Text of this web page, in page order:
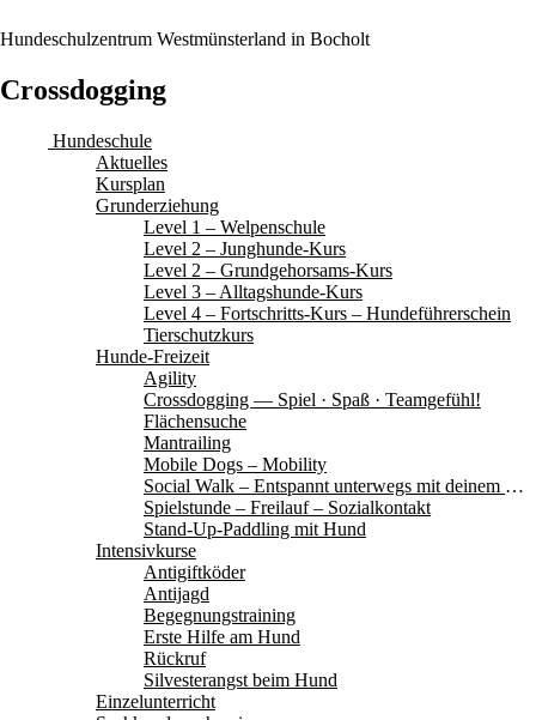
Hundeschulzentrum Westmünsterland in Bocholt
Crossdogging
Hundeschule
Aktuelles
Kursplan
Grunderziehung
Level 1 – Welpenschule
Level 2 – Junghunde-Kurs
Level 2 – Grundgehorsams-Kurs
Level 3 – Alltagshunde-Kurs
Level 4 – Fortschritts-Kurs – Hundeführerschein
Tierschutzkurs
Hunde-Freizeit
Agility
Crossdogging — Spiel · Spaß · Teamgefühl!
Flächensuche
Mantrailing
Mobile Dogs – Mobility
Social Walk – Entspannt unterwegs mit deinem Hund
Spielstunde – Freilauf – Sozialkontakt
Stand-Up-Paddling mit Hund
Intensivkurse
Antigiftköder
Antijagd
Begegnungstraining
Erste Hilfe am Hund
Rückruf
Silvesterangst beim Hund
Einzelunterricht